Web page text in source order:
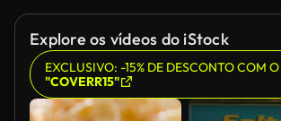
Explore os vídeos do iStock
EXCLUSIVO: -15% DE DESCONTO COM
"COVERR15"